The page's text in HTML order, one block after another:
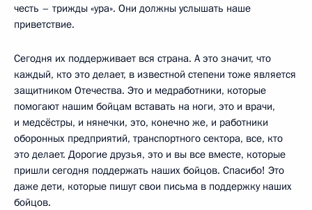
честь – трижды «ура». Они должны услышать наше
приветствие.
Сегодня их поддерживает вся страна. А это значит, что
каждый, кто это делает, в известной степени тоже является
защитником Отечества. Это и медработники, которые
помогают нашим бойцам вставать на ноги, это и врачи,
и медсёстры, и нянечки, это, конечно же, и работники
оборонных предприятий, транспортного сектора, все, кто
это делает. Дорогие друзья, это и вы все вместе, которые
пришли сегодня поддержать наших бойцов. Спасибо! Это
даже дети, которые пишут свои письма в поддержку наших
бойцов.